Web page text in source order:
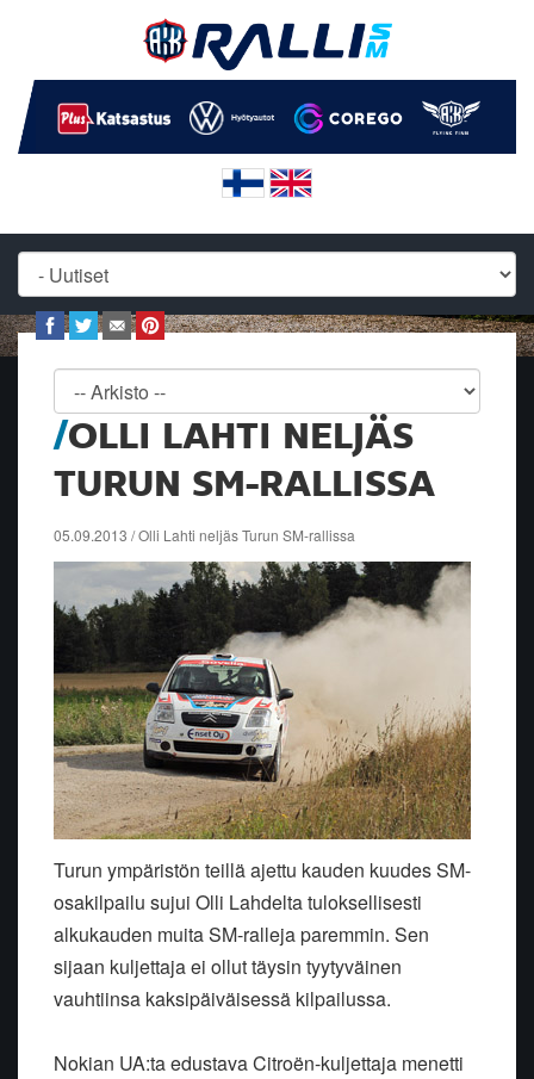
OLLI LAHTI NELJÄS
TURUN SM-RALLISSA
05.09.2013 / Olli Lahti neljäs Turun SM-rallissa
Turun ympäristön teillä ajettu kauden kuudes SM-
osakilpailu sujui Olli Lahdelta tuloksellisesti
alkukauden muita SM-ralleja paremmin. Sen
sijaan kuljettaja ei ollut täysin tyytyväinen
vauhtiinsa kaksipäiväisessä kilpailussa.
Nokian UA:ta edustava Citroën-kuljettaja menetti